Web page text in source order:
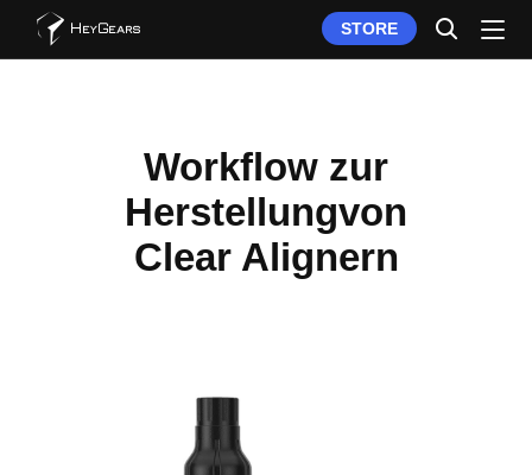
STORE
Workflow zur
Herstellungvon
Clear Alignern